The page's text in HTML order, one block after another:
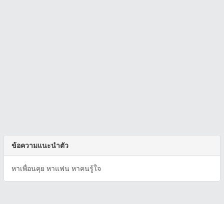
ข้อความแนะนำตัว
หาเพื่อนคุย หาแฟน หาคนรู้ใจ